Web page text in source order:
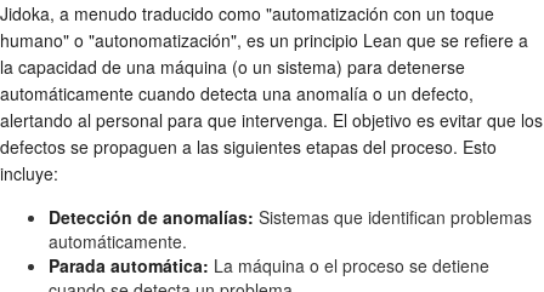
Jidoka, a menudo traducido como "automatización con un toque
humano" o "autonomatización", es un principio Lean que se refiere a
la capacidad de una máquina (o un sistema) para detenerse
automáticamente cuando detecta una anomalía o un defecto,
alertando al personal para que intervenga. El objetivo es evitar que los
defectos se propaguen a las siguientes etapas del proceso. Esto
incluye:
Detección de anomalías: Sistemas que identifican problemas
automáticamente.
Parada automática: La máquina o el proceso se detiene